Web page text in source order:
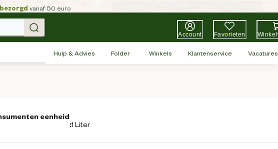
vanaf 50 euro
Account Favorieten
Hulp & Advies Folder Winkels Klantenservice Vacatures
eenheid
:1 Liter